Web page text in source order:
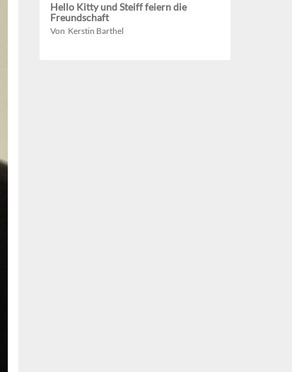
Hello Kitty und Steiff feiern die
Freundschaft
Von Kerstin Barthel